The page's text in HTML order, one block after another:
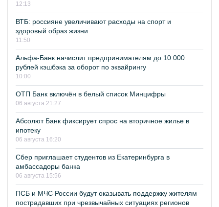
12:13
ВТБ: россияне увеличивают расходы на спорт и
здоровый образ жизни
11:50
Альфа-Банк начислит предпринимателям до 10 000
рублей кэшбэка за оборот по эквайрингу
10:00
ОТП Банк включён в белый список Минцифры
06 августа 21:27
Абсолют Банк фиксирует спрос на вторичное жилье в
ипотеку
06 августа 16:20
Сбер приглашает студентов из Екатеринбурга в
амбассадоры банка
06 августа 15:56
ПСБ и МЧС России будут оказывать поддержку жителям
пострадавших при чрезвычайных ситуациях регионов